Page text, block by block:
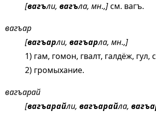
[вагъли, вагъла, мн.,]см. вагъ.
вагъар
[вагъарли, вагъарла, мн.,]
1) гам, гомон, гвалт, галдёж, гул,
2) громыхание.
вагъарай
[вагъарайли, вагъарайла,